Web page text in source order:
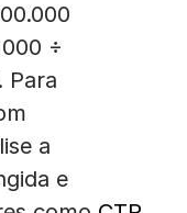
÷
Para
a
e